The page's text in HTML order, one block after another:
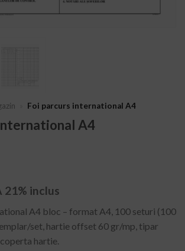
Foi parcurs international A4
A4
21% inclus
A4 bloc – format A4, 100 seturi (100
set, hartie offset 60 gr/mp, tipar
hartie.